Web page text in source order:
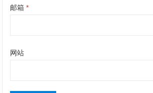
邮箱*
网站